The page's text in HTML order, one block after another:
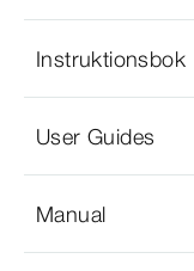
Instruktionsbok
User Guides
Manual